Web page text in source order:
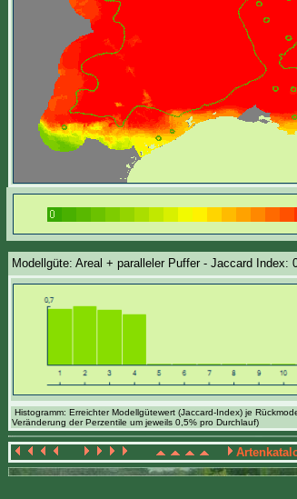
Modellgüte: Areal + paralleler Puffer - Jaccard Index:
Histogramm: Erreichter Modellgütewert (Jaccard-Index) je
Veränderung der Perzentile um jeweils 0,5% pro Durchlauf)